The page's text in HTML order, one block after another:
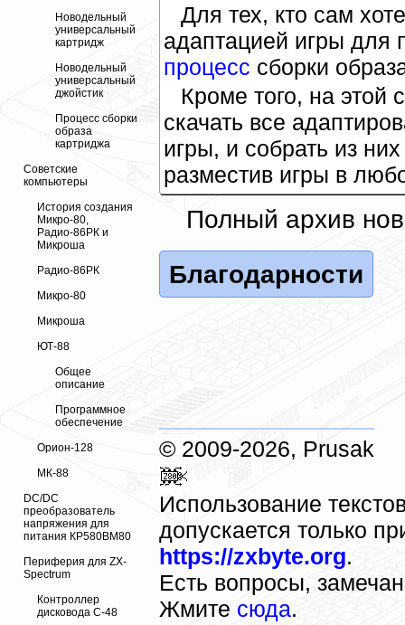
Новодельный
универсальный
картридж
Новодельный
универсальный
джойстик
Процесс сборки
образа
картриджа
Советские
компьютеры
История создания
Микро-80,
Радио-86РК и
Микроша
Радио-86РК
Микро-80
Микроша
ЮТ-88
Общее
описание
Программное
обеспечение
Орион-128
МК-88
DC/DC
преобразователь
напряжения для
питания КР580ВМ80
Периферия для ZX-
Spectrum
Контроллер
дисковода С-48
Для тех, кто сам
адаптацией игры для
процесс сборки
Кроме того, на этой
скачать все
игры, и собрать из
разместив игры в
Полный архив
Благодарности
© 2009-2026, Prusak
Использование
допускается только
https://zxbyte.org.
Есть вопросы,
Жмите сюда.